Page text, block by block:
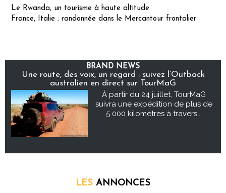
Le Rwanda, un tourisme à haute altitude
France, Italie : randonnée dans le Mercantour frontalier
BRAND NEWS
Une route, des voix, un regard : suivez l’Outback
australien en direct sur TourMaG
À partir du 24 juillet, TourMaG
suivra une expédition de plus de
5 000 kilomètres à travers...
LES ANNONCES